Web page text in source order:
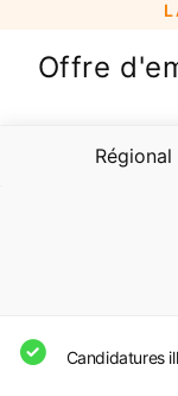
Offre
Régional
Candidatures